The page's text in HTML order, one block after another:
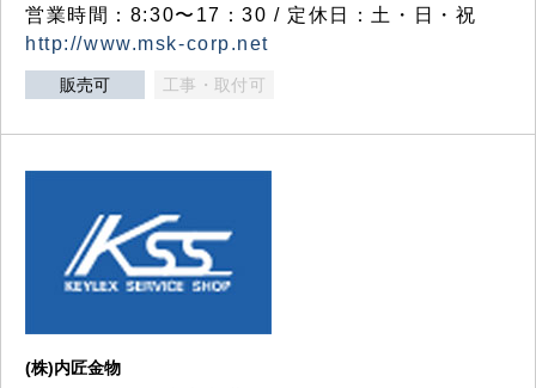
営業時間：8:30〜17：30 / 定休日：土・日・祝
http://www.msk-corp.net
販売可 工事・取付可
(株)内匠金物